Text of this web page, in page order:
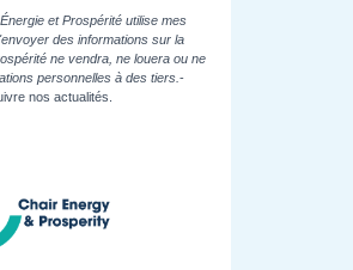
et Prospérité utilise mes
des informations sur la
ne vendra, ne louera ou ne
personnelles à des tiers. -
nos actualités.